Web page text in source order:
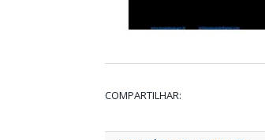
COMPARTILHAR: